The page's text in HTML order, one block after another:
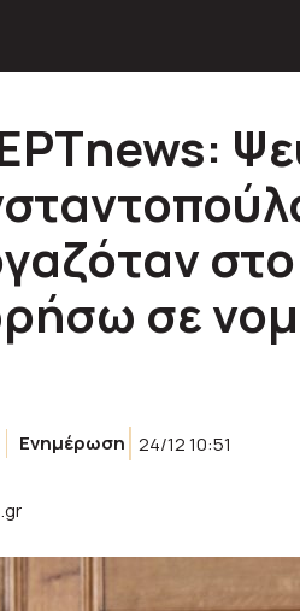
σε
Ενημέρωση 24/12 10:51